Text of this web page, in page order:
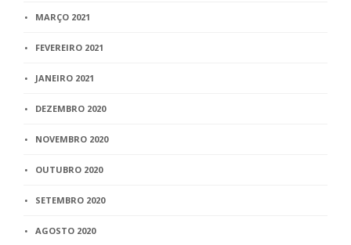
MARÇO 2021
FEVEREIRO 2021
JANEIRO 2021
DEZEMBRO 2020
NOVEMBRO 2020
OUTUBRO 2020
SETEMBRO 2020
AGOSTO 2020